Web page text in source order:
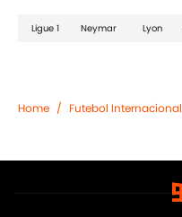
Ligue 1 Neymar Lyon
Home / Futebol Internacional